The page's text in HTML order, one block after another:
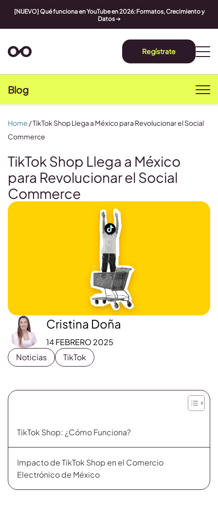
[NUEVO] Qué funciona en YouTube en 2026: Formatos, Crecimiento y
Datos➔
Regístrate
Blog
TikTok Shop Llega a México
para Revolucionar el Social
Commerce
Cristina Doña
14 FEBRERO 2025
Noticias
TikTok
Home /TikTok Shop Llega a México para Revolucionar el Social
Commerce
TikTok Shop: ¿Cómo Funciona?
Impacto de TikTok Shop en el Comercio
Electrónico de México